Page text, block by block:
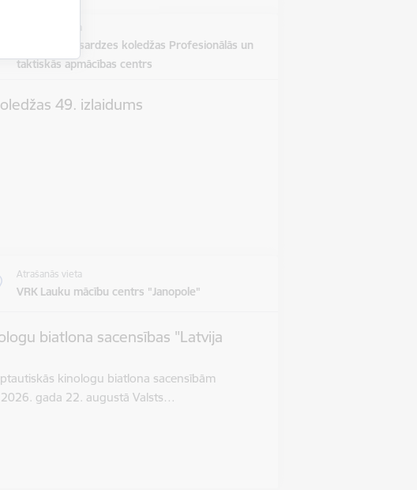
Atrašanās vieta
Valsts robežsardzes koledžas Profesionālās un
taktiskās apmācības centrs
49. izlaidums
Atrašanās vieta
VRK Lauku mācību centrs "Janopole"
biatlona sacensības "Latvija
kinologu biatlona sacensībām
gada 22. augustā Valsts…